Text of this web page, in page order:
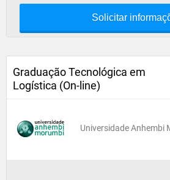
Solicitar
Graduação Tecnológica em
Logística (On-line)
Universidade Anhembi